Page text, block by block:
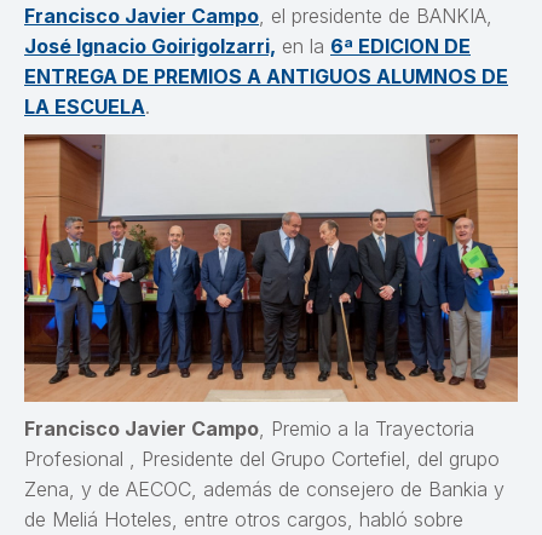
Francisco Javier Campo, el presidente de BANKIA,
José Ignacio Goirigolzarri, en la 6ª EDICION DE
ENTREGA DE PREMIOS A ANTIGUOS ALUMNOS DE
LA ESCUELA.
Francisco Javier Campo , Premio a la Trayectoria
Profesional , Presidente del Grupo Cortefiel, del grupo
Zena, y de AECOC, además de consejero de Bankia y
de Meliá Hoteles, entre otros cargos, habló sobre